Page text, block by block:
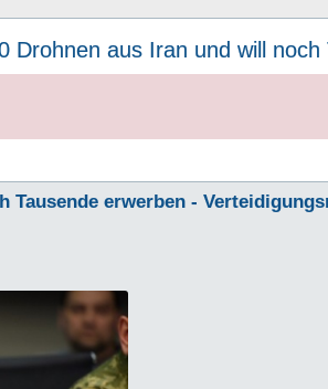
Drohnen aus Iran und will
Tausende erwerben -